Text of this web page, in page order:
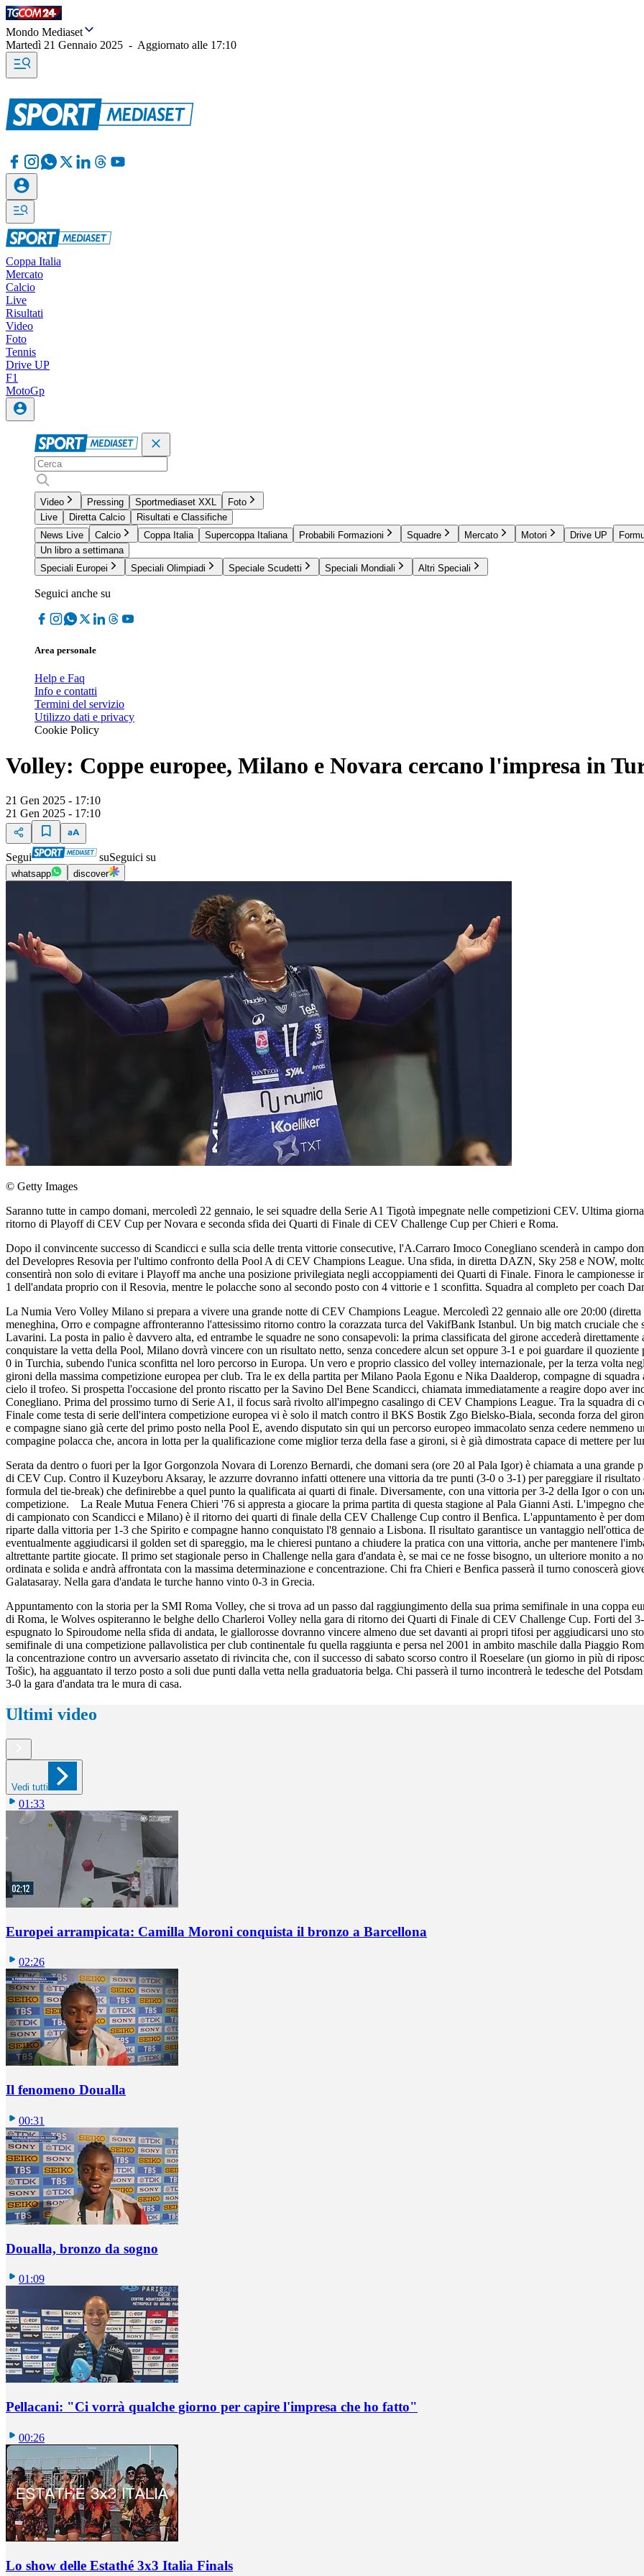
Mondo Mediaset
Martedì 21 Gennaio 2025 - Aggiornato alle 17:10
Coppa Italia
Mercato
Calcio
Live
Risultati
Video
Foto
Tennis
Drive UP
F1
MotoGp
Video Pressing Sportmediaset XXL
Foto
Live
Diretta Calcio
Risultati e Classifiche
News Live
Calcio Coppa Italia Supercoppa Italiana Probabili Formazioni Squadre Mercato Motori Drive UP
Un libro a settimana
Speciali Europei
Speciali Olimpiadi Speciale Scudetti Speciali Mondiali Altri Speciali
Seguici anche su
Area personale
Help e Faq
Info e contatti
Termini del servizio
Utilizzo dati e privacy
Cookie Policy
Volley: Coppe europee, Milano e Novara cercano l'impresa in
21 Gen 2025 - 17:10
21 Gen 2025 - 17:10
Segui suSeguici su
whatsapp discover
© Getty Images
Saranno tutte in campo domani, mercoledì 22 gennaio, le sei squadre della Serie A1 Tigotà impegnate nelle competizioni CEV. Ultima
ritorno di Playoff di CEV Cup per Novara e seconda sfida dei Quarti di Finale di CEV Challenge Cup per Chieri e Roma.
Dopo il convincente successo di Scandicci e sulla scia delle trenta vittorie consecutive, l'A.Carraro Imoco Conegliano scenderà in campo
del Developres Resovia per l'ultimo confronto della Pool A di CEV Champions League. Una sfida, in diretta DAZN, Sky 258 e NOW,
consentirà non solo di evitare i Playoff ma anche una posizione privilegiata negli accoppiamenti dei Quarti di Finale. Finora le campionesse
1 dell'andata proprio con il Resovia, mentre le polacche sono al secondo posto con 4 vittorie e 1 sconfitta. Squadra al completo per coach
La Numia Vero Volley Milano si prepara a vivere una grande notte di CEV Champions League. Mercoledì 22 gennaio alle ore 20:00
meneghina, Orro e compagne affronteranno l'attesissimo ritorno contro la corazzata turca del VakifBank Istanbul. Un big match cruciale che
Lavarini. La posta in palio è davvero alta, ed entrambe le squadre ne sono consapevoli: la prima classificata del girone accederà
conquistare la vetta della Pool, Milano dovrà vincere con un risultato netto, senza concedere alcun set oppure 3-1 e poi guardare il
0 in Turchia, subendo l'unica sconfitta nel loro percorso in Europa. Un vero e proprio classico del volley internazionale, per la terza volta
gironi della massima competizione europea per club. Tra le ex della partita per Milano Paola Egonu e Nika Daalderop, compagne di
cielo il trofeo. Si prospetta l'occasione del pronto riscatto per la Savino Del Bene Scandicci, chiamata immediatamente a reagire dopo aver
Conegliano. Prima del prossimo turno di Serie A1, il focus sarà rivolto all'impegno casalingo di CEV Champions League. Tra la squadra di
Finale come testa di serie dell'intera competizione europea vi è solo il match contro il BKS Bostik Zgo Bielsko-Biala, seconda forza del
e compagne siano già certe del primo posto nella Pool E, avendo disputato sin qui un percorso europeo immacolato senza cedere nemmeno
compagine polacca che, ancora in lotta per la qualificazione come miglior terza della fase a gironi, si è già dimostrata capace di mettere per
Serata da dentro o fuori per la Igor Gorgonzola Novara di Lorenzo Bernardi, che domani sera (ore 20 al Pala Igor) è chiamata a una
di CEV Cup. Contro il Kuzeyboru Aksaray, le azzurre dovranno infatti ottenere una vittoria da tre punti (3-0 o 3-1) per pareggiare il
formula del tie-break) che definirebbe a quel punto la qualificata ai quarti di finale. Diversamente, con una vittoria per 3-2 della Igor o con
competizione. La Reale Mutua Fenera Chieri '76 si appresta a giocare la prima partita di questa stagione al Pala Gianni Asti. L'impegno
di campionato con Scandicci e Milano) è il ritorno dei quarti di finale della CEV Challenge Cup contro il Benfica. L'appuntamento è per
riparte dalla vittoria per 1-3 che Spirito e compagne hanno conquistato l'8 gennaio a Lisbona. Il risultato garantisce un vantaggio nell'ottica
eventualmente aggiudicarsi il golden set di spareggio, ma le chieresi puntano a chiudere la pratica con una vittoria, anche per mantenere
altrettante partite giocate. Il primo set stagionale perso in Challenge nella gara d'andata è, se mai ce ne fosse bisogno, un ulteriore monito a
ordinata e solida e andrà affrontata con la massima determinazione e concentrazione. Chi fra Chieri e Benfica passerà il turno conoscerà
Galatasaray. Nella gara d'andata le turche hanno vinto 0-3 in Grecia.
Appuntamento con la storia per la SMI Roma Volley, che si trova ad un passo dal raggiungimento della sua prima semifinale in una coppa
di Roma, le Wolves ospiteranno le belghe dello Charleroi Volley nella gara di ritorno dei Quarti di Finale di CEV Challenge Cup. Forti del
espugnato lo Spiroudome nella sfida di andata, le giallorosse dovranno vincere almeno due set davanti ai propri tifosi per aggiudicarsi uno
semifinale di una competizione pallavolistica per club continentale fu quella raggiunta e persa nel 2001 in ambito maschile dalla Piaggio
la concentrazione contro un avversario assetato di rivincita che, con il successo di sabato scorso contro il Roeselare (un giorno in più di
Tošic), ha agguantato il terzo posto a soli due punti dalla vetta nella graduatoria belga. Chi passerà il turno incontrerà le tedesche del
3-0 la gara d'andata tra le mura di casa.
Ultimi video
Vedi tutti
01:33
Europei arrampicata: Camilla Moroni conquista il bronzo a Barcellona
02:26
Il fenomeno Doualla
00:31
Doualla, bronzo da sogno
01:09
Pellacani: "Ci vorrà qualche giorno per capire l'impresa che ho fatto"
00:26
Lo show delle Estathé 3x3 Italia Finals